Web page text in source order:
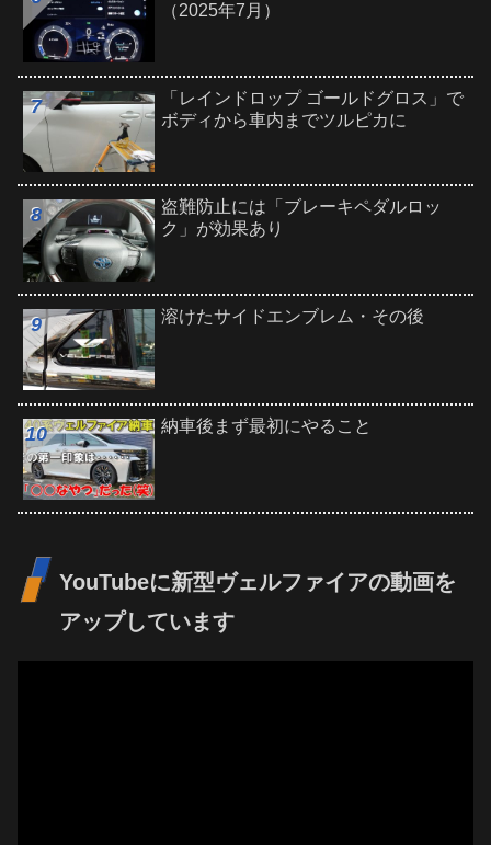
（2025年7月）
「レインドロップ ゴールドグロス」で
ボディから車内までツルピカに
盗難防止には「ブレーキペダルロッ
ク」が効果あり
溶けたサイドエンブレム・その後
納車後まず最初にやること
YouTubeに新型ヴェルファイアの動画を
アップしています